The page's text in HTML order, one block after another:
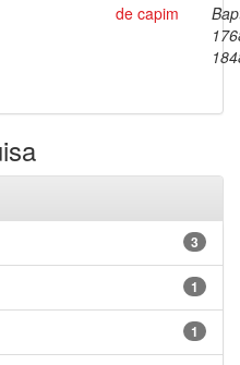
de capim
3
1
1